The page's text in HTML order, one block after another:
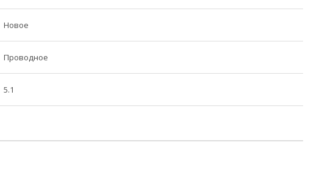
Новое
Проводное
5.1